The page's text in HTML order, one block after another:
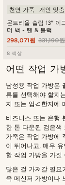
몬트리올 슬림 13" 이
더 백 - 탠 & 블랙
천연 가죽 개인 맞
331,190원
298,071원
8 색상
어떤 작업 가
남성용 작업 가방은
류를 선택해야 할지
지 또는 엄격한지에
비즈니스 또는 은행
한 톤 다운된 검은색
가죽은 작업 가방에
이 뛰어나고, 매우
할 작업 가방을 가질
많은 걸 가져갈 필요
죽 메신저 가방이나